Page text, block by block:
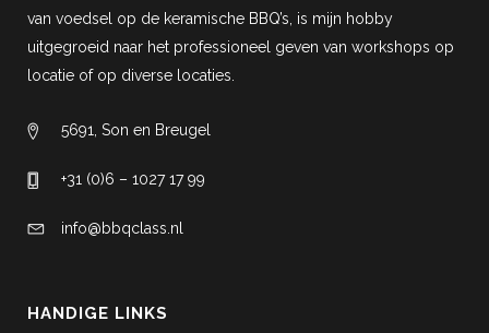
van voedsel op de keramische BBQ’s, is mijn hobby
uitgegroeid naar het professioneel geven van workshops op
locatie of op diverse locaties.
5691, Son en Breugel
+31 (0)6 – 1027 17 99
info@bbqclass.nl
HANDIGE LINKS